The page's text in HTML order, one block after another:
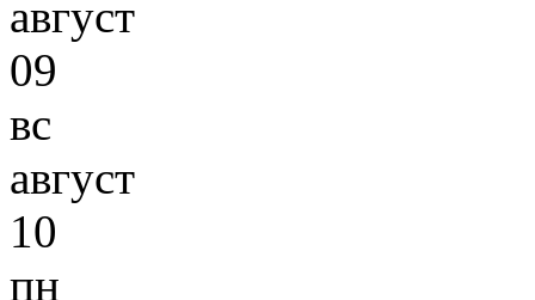
август
09
вс
август
10
пн